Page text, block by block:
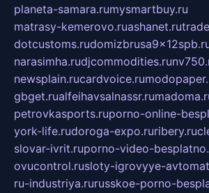
planeta-samara.rumysmartbuy.ru
matrasy-kemerovo.ruashanet.ru
dotcustoms.ru
narasimha.rudjcommodities.ru
newsplain.rucardvoice.ru
gbget.rualfeihavsalnassr.ru
petrovkasports.ruporno-online-
york-life.rudoroga-expo.ruribery.ru
slovar-ivrit.ruporno-video-
ovucontrol.rusloty-igrovyye-
ru-industriya.rurusskoe-porno-